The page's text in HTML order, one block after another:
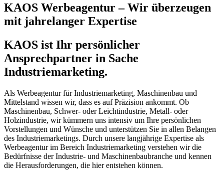
KAOS Werbeagentur – Wir überzeugen
mit jahrelanger Expertise
KAOS ist Ihr persönlicher
Ansprechpartner in Sache
Industriemarketing.
Als Werbeagentur für Industriemarketing, Maschinenbau und
Mittelstand wissen wir, dass es auf Präzision ankommt. Ob
Maschinenbau, Schwer- oder Leichtindustrie, Metall- oder
Holzindustrie, wir kümmern uns intensiv um Ihre persönlichen
Vorstellungen und Wünsche und unterstützen Sie in allen Belangen
des Industriemarketings. Durch unsere langjährige Expertise als
Werbeagentur im Bereich Industriemarketing verstehen wir die
Bedürfnisse der Industrie- und Maschinenbaubranche und kennen
die Herausforderungen, die hier entstehen können.